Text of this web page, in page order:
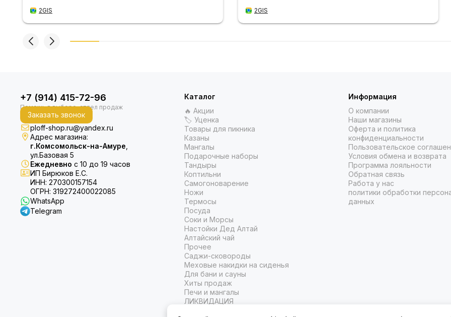
2GIS 2GIS
+7 (914) 415-72-96
Заказать звонок
ploff-shop.ru@yandex.ru
Адрес магазина:
г.Комсомольск-на-Амуре
ул.Базовая 5
Ежедневно с 10 до 19 часов
ИП Бирюков Е.С.
ИНН: 270300157154
ОГРН: 319272400022085
WhatsApp
Telegram
Каталог
🔥 Акции
🏷 Уценка
Товары для пикника
Казаны
Мангалы
Подарочные наборы
Тандыры
Коптильни
Самогоноварение
Ножи
Термосы
Посуда
Соки и Морсы
Настойки Дед Алтай
Алтайский чай
Прочее
Саджи-сковороды
Меховые накидки на сиденья
Для бани и сауны
Хиты продаж
Печи и мангалы
ЛИКВИДАЦИЯ
Информация
О компании
Наши магазины
Оферта и политика
конфиденциальности
Пользовательское
Условия обмена и возврата
Программа лояльности
Обратная связь
Работа у нас
политики обработки
данных